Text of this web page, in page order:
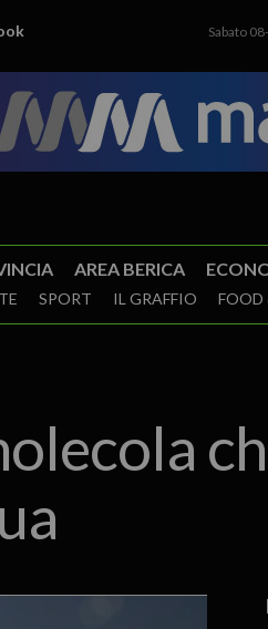
Sabato
AREA BERICA
SPORT IL GRAFFIO FOOD